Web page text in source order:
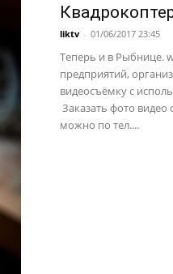
liktv - 01/06/2017 23:45
Теперь и в Рыбнице.
предприятий,
видеосъёмку с
Заказать фото видео
можно по тел....